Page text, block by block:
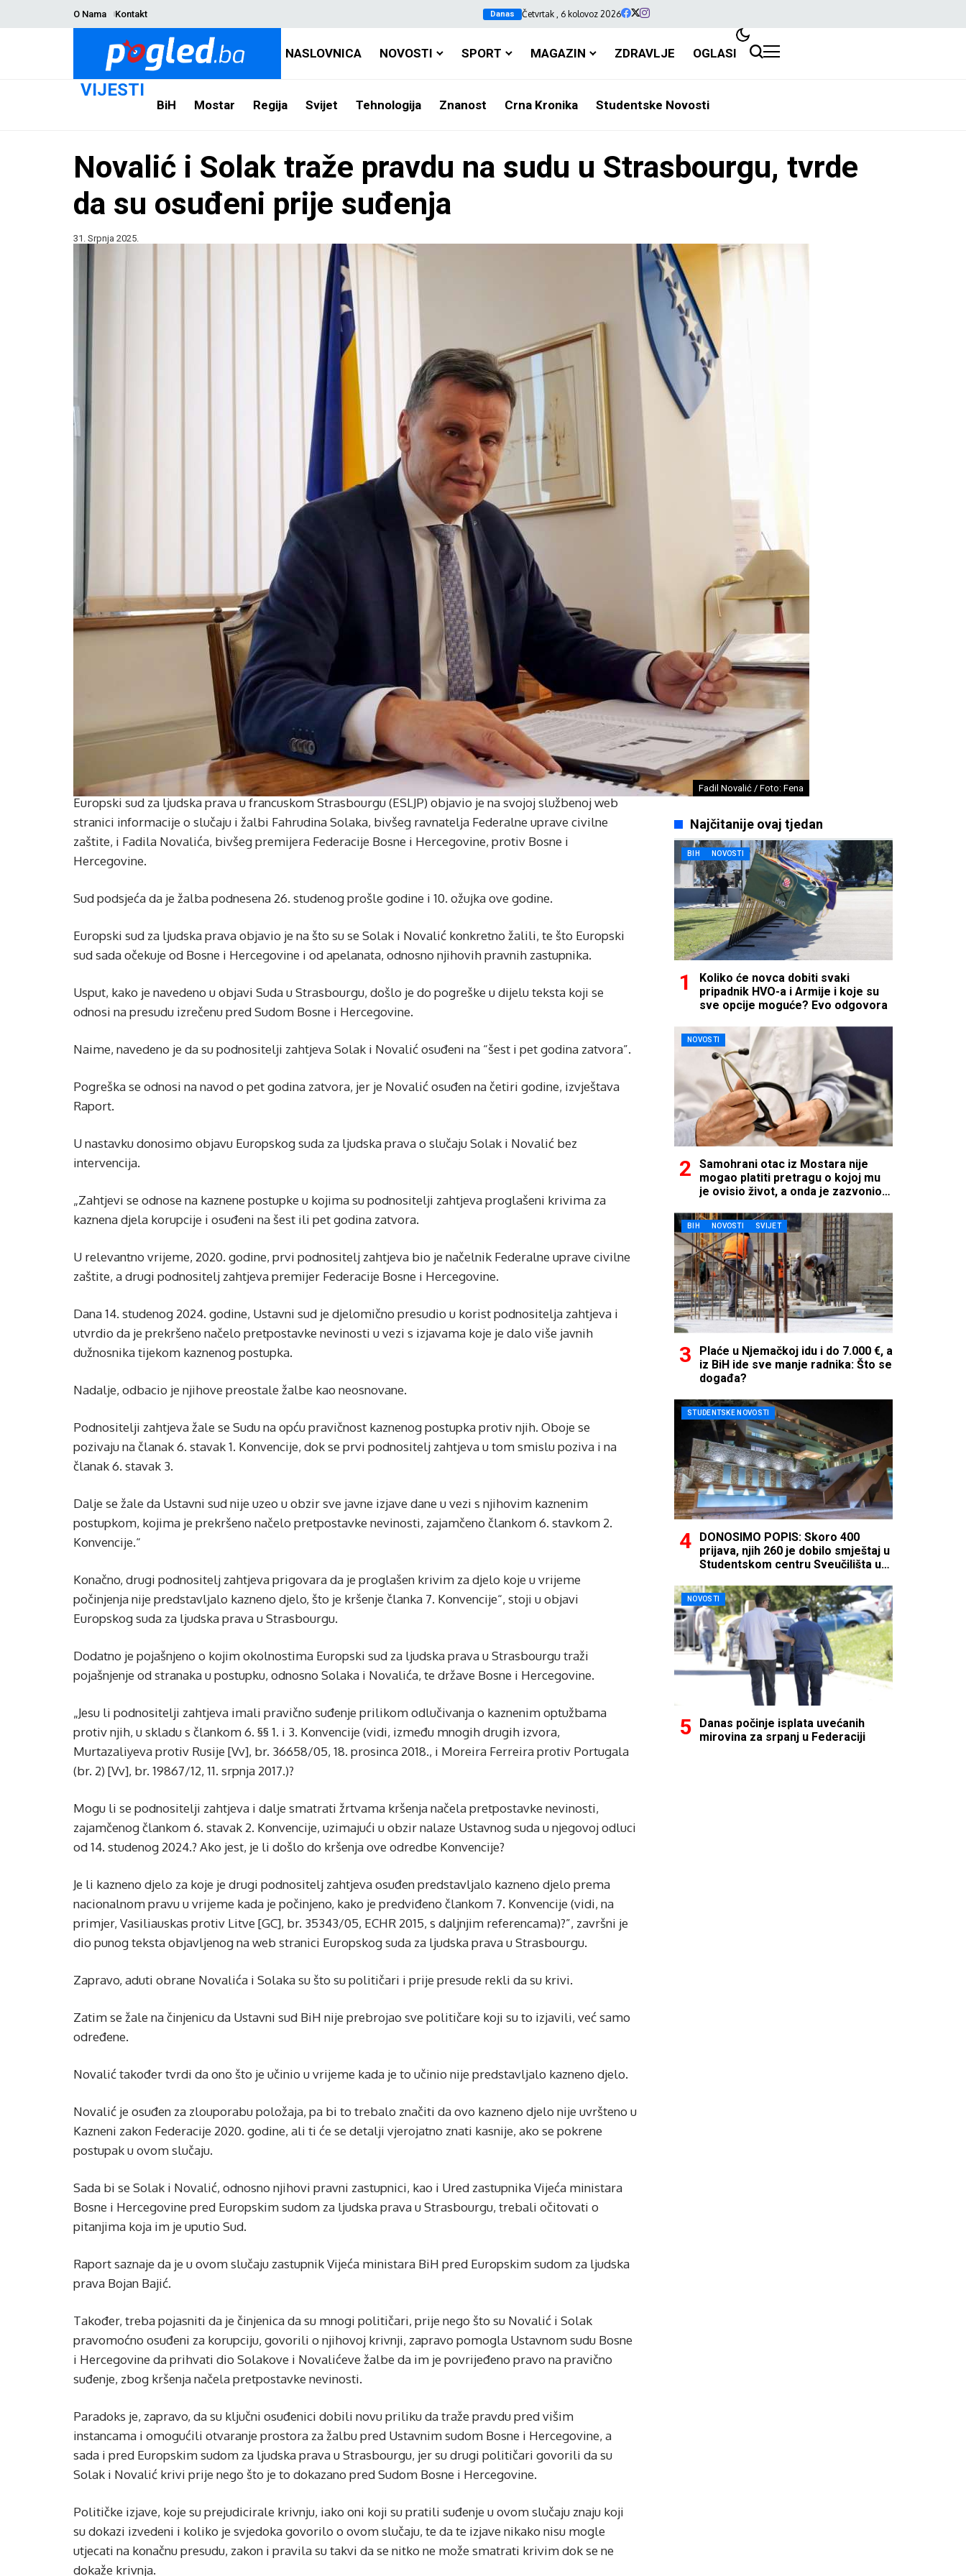
O Nama Kontakt Danas Četvrtak , 6 kolovoz 2026
NASLOVNICA NOVOSTI SPORT MAGAZIN ZDRAVLJE OGLASI
VIJESTI
BiH Mostar Regija Svijet Tehnologija Znanost Crna Kronika Studentske Novosti
Novalić i Solak traže pravdu na sudu u Strasbourgu, tvrde
da su osuđeni prije suđenja
31. Srpnja 2025.
Fadil Novalić / Foto: Fena
Europski sud za ljudska prava u francuskom Strasbourgu (ESLJP) objavio je na svojoj službenoj web
stranici informacije o slučaju i žalbi Fahrudina Solaka, bivšeg ravnatelja Federalne uprave civilne
zaštite, i Fadila Novalića, bivšeg premijera Federacije Bosne i Hercegovine, protiv Bosne i
Hercegovine.
Sud podsjeća da je žalba podnesena 26. studenog prošle godine i 10. ožujka ove godine.
Europski sud za ljudska prava objavio je na što su se Solak i Novalić konkretno žalili, te što Europski
sud sada očekuje od Bosne i Hercegovine i od apelanata, odnosno njihovih pravnih zastupnika.
Usput, kako je navedeno u objavi Suda u Strasbourgu, došlo je do pogreške u dijelu teksta koji se
odnosi na presudu izrečenu pred Sudom Bosne i Hercegovine.
Naime, navedeno je da su podnositelji zahtjeva Solak i Novalić osuđeni na “šest i pet godina zatvora”.
Pogreška se odnosi na navod o pet godina zatvora, jer je Novalić osuđen na četiri godine, izvještava
Raport.
U nastavku donosimo objavu Europskog suda za ljudska prava o slučaju Solak i Novalić bez
intervencija.
„Zahtjevi se odnose na kaznene postupke u kojima su podnositelji zahtjeva proglašeni krivima za
kaznena djela korupcije i osuđeni na šest ili pet godina zatvora.
U relevantno vrijeme, 2020. godine, prvi podnositelj zahtjeva bio je načelnik Federalne uprave civilne
zaštite, a drugi podnositelj zahtjeva premijer Federacije Bosne i Hercegovine.
Dana 14. studenog 2024. godine, Ustavni sud je djelomično presudio u korist podnositelja zahtjeva i
utvrdio da je prekršeno načelo pretpostavke nevinosti u vezi s izjavama koje je dalo više javnih
dužnosnika tijekom kaznenog postupka.
Nadalje, odbacio je njihove preostale žalbe kao neosnovane.
Podnositelji zahtjeva žale se Sudu na opću pravičnost kaznenog postupka protiv njih. Oboje se
pozivaju na članak 6. stavak 1. Konvencije, dok se prvi podnositelj zahtjeva u tom smislu poziva i na
članak 6. stavak 3.
Dalje se žale da Ustavni sud nije uzeo u obzir sve javne izjave dane u vezi s njihovim kaznenim
postupkom, kojima je prekršeno načelo pretpostavke nevinosti, zajamčeno člankom 6. stavkom 2.
Konvencije.“
Konačno, drugi podnositelj zahtjeva prigovara da je proglašen krivim za djelo koje u vrijeme
počinjenja nije predstavljalo kazneno djelo, što je kršenje članka 7. Konvencije“, stoji u objavi
Europskog suda za ljudska prava u Strasbourgu.
Dodatno je pojašnjeno o kojim okolnostima Europski sud za ljudska prava u Strasbourgu traži
pojašnjenje od stranaka u postupku, odnosno Solaka i Novalića, te države Bosne i Hercegovine.
„Jesu li podnositelji zahtjeva imali pravično suđenje prilikom odlučivanja o kaznenim optužbama
protiv njih, u skladu s člankom 6. §§ 1. i 3. Konvencije (vidi, između mnogih drugih izvora,
Murtazaliyeva protiv Rusije [Vv], br. 36658/05, 18. prosinca 2018., i Moreira Ferreira protiv Portugala
(br. 2) [Vv], br. 19867/12, 11. srpnja 2017.)?
Mogu li se podnositelji zahtjeva i dalje smatrati žrtvama kršenja načela pretpostavke nevinosti,
zajamčenog člankom 6. stavak 2. Konvencije, uzimajući u obzir nalaze Ustavnog suda u njegovoj odluci
od 14. studenog 2024.? Ako jest, je li došlo do kršenja ove odredbe Konvencije?
Je li kazneno djelo za koje je drugi podnositelj zahtjeva osuđen predstavljalo kazneno djelo prema
nacionalnom pravu u vrijeme kada je počinjeno, kako je predviđeno člankom 7. Konvencije (vidi, na
primjer, Vasiliauskas protiv Litve [GC], br. 35343/05, ECHR 2015, s daljnjim referencama)?”, završni je
dio punog teksta objavljenog na web stranici Europskog suda za ljudska prava u Strasbourgu.
Zapravo, aduti obrane Novalića i Solaka su što su političari i prije presude rekli da su krivi.
Zatim se žale na činjenicu da Ustavni sud BiH nije prebrojao sve političare koji su to izjavili, već samo
određene.
Novalić također tvrdi da ono što je učinio u vrijeme kada je to učinio nije predstavljalo kazneno djelo.
Novalić je osuđen za zlouporabu položaja, pa bi to trebalo značiti da ovo kazneno djelo nije uvršteno u
Kazneni zakon Federacije 2020. godine, ali ti će se detalji vjerojatno znati kasnije, ako se pokrene
postupak u ovom slučaju.
Sada bi se Solak i Novalić, odnosno njihovi pravni zastupnici, kao i Ured zastupnika Vijeća ministara
Bosne i Hercegovine pred Europskim sudom za ljudska prava u Strasbourgu, trebali očitovati o
pitanjima koja im je uputio Sud.
Raport saznaje da je u ovom slučaju zastupnik Vijeća ministara BiH pred Europskim sudom za ljudska
prava Bojan Bajić.
Također, treba pojasniti da je činjenica da su mnogi političari, prije nego što su Novalić i Solak
pravomoćno osuđeni za korupciju, govorili o njihovoj krivnji, zapravo pomogla Ustavnom sudu Bosne
i Hercegovine da prihvati dio Solakove i Novalićeve žalbe da im je povrijeđeno pravo na pravično
suđenje, zbog kršenja načela pretpostavke nevinosti.
Paradoks je, zapravo, da su ključni osuđenici dobili novu priliku da traže pravdu pred višim
instancama i omogućili otvaranje prostora za žalbu pred Ustavnim sudom Bosne i Hercegovine, a
sada i pred Europskim sudom za ljudska prava u Strasbourgu, jer su drugi političari govorili da su
Solak i Novalić krivi prije nego što je to dokazano pred Sudom Bosne i Hercegovine.
Političke izjave, koje su prejudicirale krivnju, iako oni koji su pratili suđenje u ovom slučaju znaju koji
su dokazi izvedeni i koliko je svjedoka govorilo o ovom slučaju, te da te izjave nikako nisu mogle
utjecati na konačnu presudu, zakon i pravila su takvi da se nitko ne može smatrati krivim dok se ne
dokaže krivnja.
Najčitanije ovaj tjedan
BIH NOVOSTI
Koliko će novca dobiti svaki
pripadnik HVO-a i Armije i koje su
sve opcije moguće? Evo odgovora
NOVOSTI
Samohrani otac iz Mostara nije
mogao platiti pretragu o kojoj mu
je ovisio život, a onda je zazvonio
BIH NOVOSTI SVIJET
Plaće u Njemačkoj idu i do 7.000 €, a
iz BiH ide sve manje radnika: Što se
događa?
STUDENTSKE NOVOSTI
DONOSIMO POPIS: Skoro 400
prijava, njih 260 je dobilo smještaj u
Studentskom centru Sveučilišta u
NOVOSTI
Danas počinje isplata uvećanih
mirovina za srpanj u Federaciji